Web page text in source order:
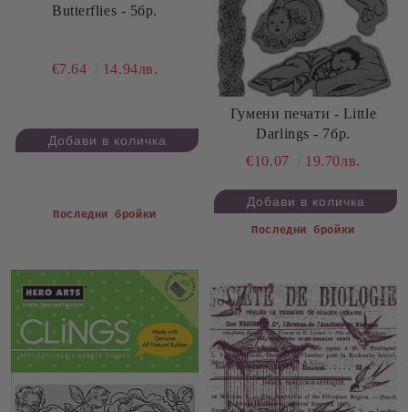
Butterflies - 5бр.
€7.64 14.94лв.
Последни бройки
Гумени печати - Little
Darlings - 7бр.
€10.07
19.70лв.
Последни бройки